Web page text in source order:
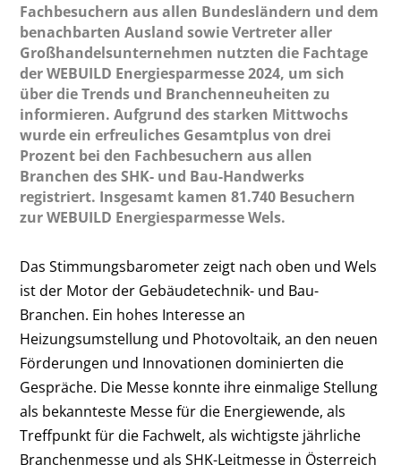
Fachbesuchern aus allen Bundesländern und dem
benachbarten Ausland sowie Vertreter aller
Großhandelsunternehmen nutzten die Fachtage
der WEBUILD Energiesparmesse 2024, um sich
über die Trends und Branchenneuheiten zu
informieren. Aufgrund des starken Mittwochs
wurde ein erfreuliches Gesamtplus von drei
Prozent bei den Fachbesuchern aus allen
Branchen des SHK- und Bau-Handwerks
registriert. Insgesamt kamen 81.740 Besuchern
zur WEBUILD Energiesparmesse Wels.
Das Stimmungsbarometer zeigt nach oben und Wels
ist der Motor der Gebäudetechnik- und Bau-
Branchen. Ein hohes Interesse an
Heizungsumstellung und Photovoltaik, an den neuen
Förderungen und Innovationen dominierten die
Gespräche. Die Messe konnte ihre einmalige Stellung
als bekannteste Messe für die Energiewende, als
Treffpunkt für die Fachwelt, als wichtigste jährliche
Branchenmesse und als SHK-Leitmesse in Österreich